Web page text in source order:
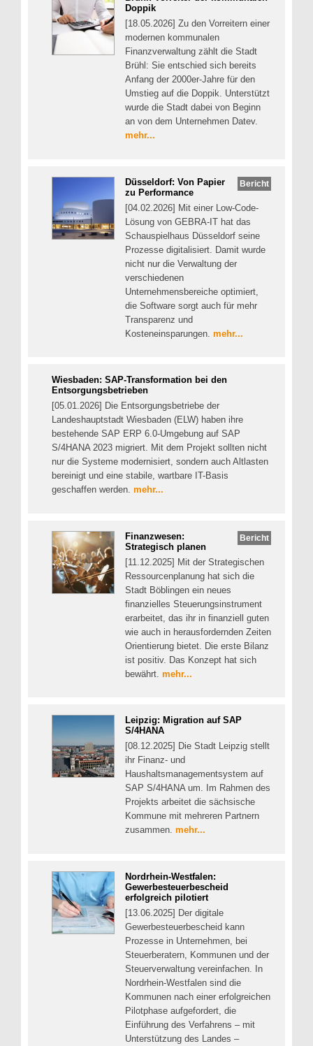
Doppik
[18.05.2026] Zu den Vorreitern einer
modernen kommunalen
Finanzverwaltung zählt die Stadt
Brühl: Sie entschied sich bereits
Anfang der 2000er-Jahre für den
Umstieg auf die Doppik. Unterstützt
wurde die Stadt dabei von Beginn
an von dem Unternehmen Datev.
mehr...
Bericht
Düsseldorf: Von Papier
zu Performance
[04.02.2026] Mit einer Low-Code-
Lösung von GEBRA-IT hat das
Schauspielhaus Düsseldorf seine
Prozesse digitalisiert. Damit wurde
nicht nur die Verwaltung der
verschiedenen
Unternehmensbereiche optimiert,
die Software sorgt auch für mehr
Transparenz und
Kosteneinsparungen. mehr...
Wiesbaden: SAP-Transformation bei den
Entsorgungsbetrieben
[05.01.2026] Die Entsorgungsbetriebe der
Landeshauptstadt Wiesbaden (ELW) haben ihre
bestehende SAP ERP 6.0-Umgebung auf SAP
S/4HANA 2023 migriert. Mit dem Projekt sollten nicht
nur die Systeme modernisiert, sondern auch Altlasten
bereinigt und eine stabile, wartbare IT-Basis
geschaffen werden. mehr...
Bericht
Finanzwesen:
Strategisch planen
[11.12.2025] Mit der Strategischen
Ressourcenplanung hat sich die
Stadt Böblingen ein neues
finanzielles Steuerungsinstrument
erarbeitet, das ihr in finanziell guten
wie auch in herausfordernden Zeiten
Orientierung bietet. Die erste Bilanz
ist positiv. Das Konzept hat sich
bewährt. mehr...
Leipzig: Migration auf SAP
S/4HANA
[08.12.2025] Die Stadt Leipzig stellt
ihr Finanz- und
Haushaltsmanagementsystem auf
SAP S/4HANA um. Im Rahmen des
Projekts arbeitet die sächsische
Kommune mit mehreren Partnern
zusammen. mehr...
Nordrhein-Westfalen:
Gewerbesteuerbescheid
erfolgreich pilotiert
[13.06.2025] Der digitale
Gewerbesteuerbescheid kann
Prozesse in Unternehmen, bei
Steuerberatern, Kommunen und der
Steuerverwaltung vereinfachen. In
Nordrhein-Westfalen sind die
Kommunen nach einer erfolgreichen
Pilotphase aufgefordert, die
Einführung des Verfahrens – mit
Unterstützung des Landes –